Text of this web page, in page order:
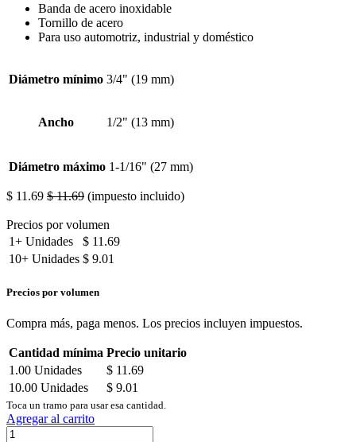
Banda de acero inoxidable
Tornillo de acero
Para uso automotriz, industrial y doméstico
Diámetro mínimo 3/4" (19 mm)
Ancho 1/2" (13 mm)
Diámetro máximo 1-1/16" (27 mm)
$ 11.69 $11.69 (impuesto incluido)
Precios por volumen
1+ Unidades $ 11.69
10+ Unidades $ 9.01
Precios por volumen
Compra más, paga menos. Los precios incluyen impuestos.
Cantidad mínima Precio unitario
1.00 Unidades $ 11.69
10.00 Unidades $ 9.01
Toca un tramo para usar esa cantidad.
Agregar al carrito